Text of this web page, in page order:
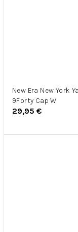
New Era New York
9Forty Cap W
29,95 €